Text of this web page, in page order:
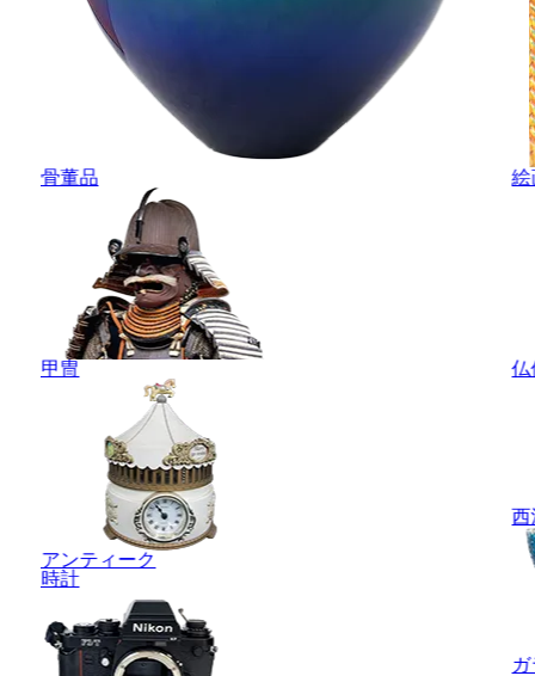
骨董品
甲冑
アンティーク
時計
絵
仏
西